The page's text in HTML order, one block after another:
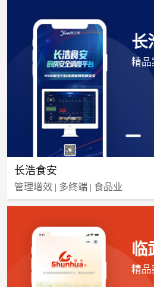
长
精品
长浩食安
管理增效 | 多终端 | 食品业
临
精品